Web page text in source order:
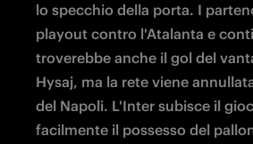
lo specchio della porta. I
playout contro l'Atalanta e
troverebbe anche il gol del
Hysaj, ma la rete viene
del Napoli. L'Inter subisce il
facilmente il possesso del